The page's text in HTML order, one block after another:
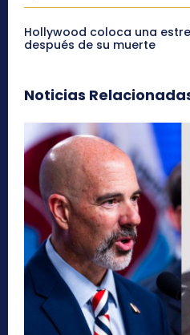
Hollywood coloca una
después de su muerte
Noticias